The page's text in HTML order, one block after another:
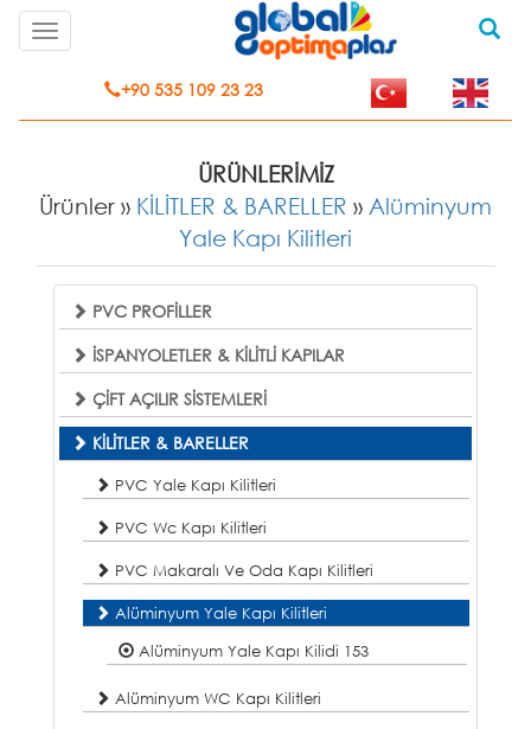
Toggle
navigation
+90 535 109 23 23
ÜRÜNLERİMİZ
Ürünler » KİLİTLER & BARELLER » Alüminyum
Yale Kapı Kilitleri
PVC PROFİLLER
İSPANYOLETLER & KİLİTLİ KAPILAR
ÇİFT AÇILIR SİSTEMLERİ
KİLİTLER & BARELLER
PVC Yale Kapı Kilitleri
PVC Wc Kapı Kilitleri
PVC Makaralı Ve Oda Kapı Kilitleri
Alüminyum Yale Kapı Kilitleri
Alüminyum Yale Kapı Kilidi 153
Alüminyum WC Kapı Kilitleri